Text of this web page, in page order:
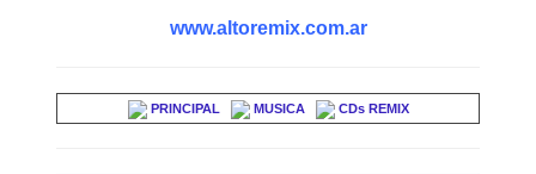
www.altoremix.com.ar
PRINCIPAL MUSICA CDs REMIX